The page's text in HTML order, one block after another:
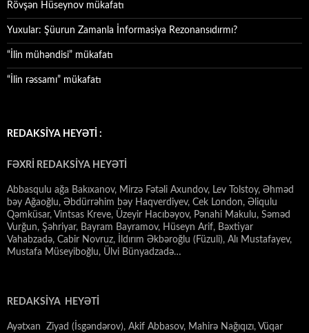
Rövşən Hüseynov mükafatı
Yuxular: Şüurun Zamanla İnformasiya Rezonansıdırmı?
“İlin mühəndisi” mükafatı
“İlin rəssamı” mükafatı
REDAKSİYA HEYƏTİ :
FƏXRİ REDAKSİYA HEYƏTİ
Abbasqulu ağa Bakıxanov, Mirzə Fətəli Axundov, Lev Tolstoy, Əhməd
bəy Ağaoğlu, Əbdürrəhim bəy Haqverdiyev, Cek London, Əliqulu
Qəmküsar, Vintsas Kreve, Üzeyir Hacıbəyov, Pənahi Makulu, Səməd
Vurğun, Şəhriyar, Bayram Bayramov, Hüseyn Arif, Bəxtiyar
Vahabzadə, Cabir Novruz, İldırım Əkbəroğlu (Füzuli), Alı Mustafayev,
Mustafa Müseyiboğlu, Ülvi Bünyadzadə…
REDAKSİYA HEYƏTİ
Ayətxan Ziyad (İsgəndərov), Akif Abbasov, Mahirə Nağıqızı, Vüqar